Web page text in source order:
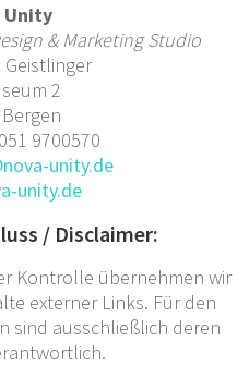
Unity
& Marketing Studio
Geistlinger
2
9700570
unity.de
unity.de
/ Disclaimer:
Kontrolle übernehmen wir
externer Links. Für den
sind ausschließlich deren